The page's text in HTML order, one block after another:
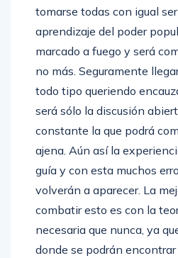
tomarse todas con igual
aprendizaje del poder
marcado a fuego y será
no más. Seguramente
todo tipo queriendo
será sólo la discusión
constante la que podrá
ajena. Aún así la
guía y con esta muchos
volverán a aparecer. La
combatir esto es con la
necesaria que nunca, ya
donde se podrán